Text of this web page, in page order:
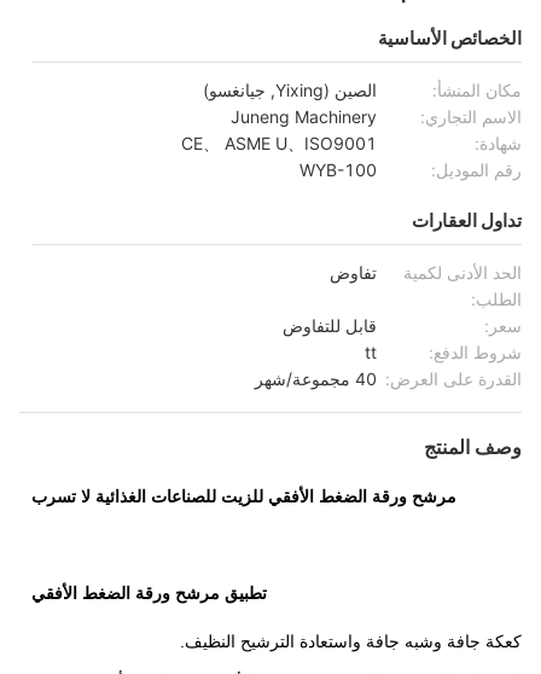
الخصائص الأساسية
مكان المنشأ:
الصين (Yixing, جيانغسو)
الاسم التجاري:
Juneng Machinery
شهادة:
CE、 ASME U、ISO9001
رقم الموديل:
WYB-100
تداول العقارات
الحد الأدنى لكمية
الطلب:
تفاوض
سعر:
قابل للتفاوض
شروط الدفع:
tt
القدرة على العرض: 40 مجموعة/شهر
وصف المنتج
مرشح ورقة الضغط الأفقي للزيت للصناعات الغذائية لا تسرب
تطبيق مرشح ورقة الضغط الأفقي
كعكة جافة وشبه جافة واستعادة الترشيح النظيف.